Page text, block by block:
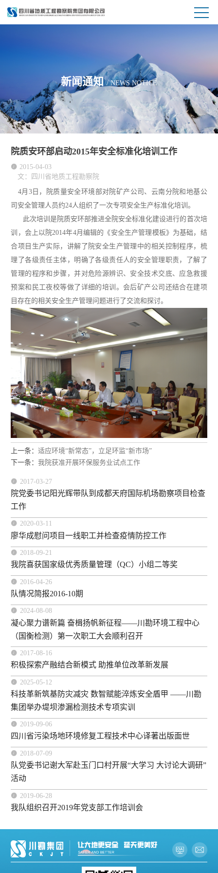
新闻通知/ NEWS NOTICE
院质安环部启动2015年安全标准化培训工作
 2015-04-03
文：四川省地质工程勘察院
4月3日，院质量安全环境部对院矿产公司、云南分院和地基公
司安全管理人员约24人组织了一次专项安全生产标准化培训。
此次培训是院质安环部推进全院安全标准化建设进行的首次培
训，会上以院2014年4月编辑的《安全生产管理模板》为基础，结
合项目生产实际，讲解了院安全生产管理中的相关控制程序，梳
理了各级责任主体，明确了各级责任人的安全管理职责，了解了
管理的程序和步骤，并对危险源辨识、安全技术交底、应急救援
预案和民工夜校等做了详细的培训。会后矿产公司还结合在建项
目存在的相关安全生产管理问题进行了交流和探讨。
上一条：适应环境“新常态”，立足环监“新市场”
下一条：我院获准开展环保服务业试点工作
 2017-03-27
院党委书记阳光辉带队到成都天府国际机场勘察项目检查
工作
 2020-03-11
廖华成慰问项目一线职工并检查疫情防控工作
 2018-09-21
我院喜获国家级优秀质量管理（QC）小组二等奖
 2016-04-26
队情况简报2016-10期
 2024-08-08
凝心聚力谱新篇 奋楫扬帆新征程——川勘环境工程中心
（国衡检测）第一次职工大会顺利召开
 2017-08-16
积极探索产融结合新模式 助推单位改革新发展
 2025-05-12
科技革新筑基防灾减灾 数智赋能淬炼安全盾甲‌ ——川勘
集团举办堤坝渗漏检测技术专项实训
 2019-09-06
四川省污染场地环境修复工程技术中心译著出版面世
 2018-07-09
队党委书记谢大军赴玉门口村开展“大学习 大讨论大调研”
活动
 2019-06-28
我队组织召开2019年党支部工作培训会